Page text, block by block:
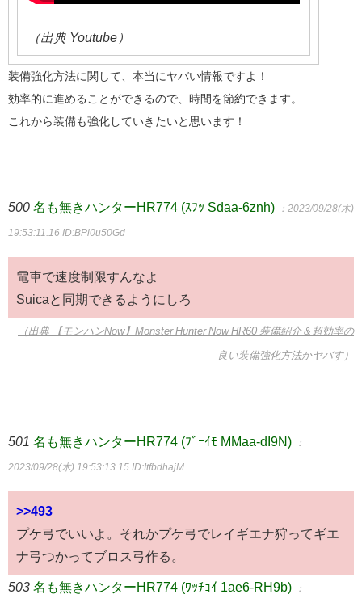
（出典 Youtube）
装備強化方法に関して、本当にヤバい情報ですよ！
効率的に進めることができるので、時間を節約できます。
これから装備も強化していきたいと思います！
500 名も無きハンターHR774 (ｽﾌｯ Sdaa-6znh) ：2023/09/28(木)
19:53:11.16 ID:BPl0u50Gd
電車で速度制限すんなよ
Suicaと同期できるようにしろ
（出典 【モンハンNow】Monster Hunter Now HR60 装備紹介＆超効率の
良い装備強化方法かヤバす）
501 名も無きハンターHR774 (ﾌﾞｰｲﾓ MMaa-dI9N) ：
2023/09/28(木) 19:53:13.15 ID:ItfbdhajM
>>493
プケ弓でいいよ。それかプケ弓でレイギエナ狩ってギエ
ナ弓つかってブロス弓作る。
503 名も無きハンターHR774 (ﾜｯﾁｮｲ 1ae6-RH9b) ：